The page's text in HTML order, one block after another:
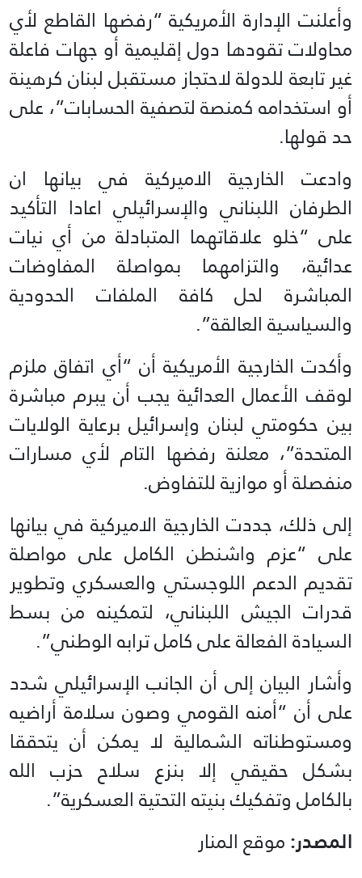
وأعلنت الإدارة الأمريكية “رفضها القاطع لأي
محاولات تقودها دول إقليمية أو جهات فاعلة
غير تابعة للدولة لاحتجاز مستقبل لبنان كرهينة
أو استخدامه كمنصة لتصفية الحسابات”، على
حد قولها.
وادعت الخارجية الاميركية في بيانها ان
الطرفان اللبناني والإسرائيلي اعادا التأكيد
على “خلو علاقاتهما المتبادلة من أي نيات
عدائية، والتزامهما بمواصلة المفاوضات
المباشرة لحل كافة الملفات الحدودية
والسياسية العالقة”.
وأكدت الخارجية الأمريكية أن “أي اتفاق ملزم
لوقف الأعمال العدائية يجب أن يبرم مباشرة
بين حكومتي لبنان وإسرائيل برعاية الولايات
المتحدة”، معلنة رفضها التام لأي مسارات
منفصلة أو موازية للتفاوض.
إلى ذلك، جددت الخارجية الاميركية في بيانها
على “عزم واشنطن الكامل على مواصلة
تقديم الدعم اللوجستي والعسكري وتطوير
قدرات الجيش اللبناني، لتمكينه من بسط
السيادة الفعالة على كامل ترابه الوطني”.
وأشار البيان إلى أن الجانب الإسرائيلي شدد
على أن “أمنه القومي وصون سلامة أراضيه
ومستوطناته الشمالية لا يمكن أن يتحققا
بشكل حقيقي إلا بنزع سلاح حزب الله
بالكامل وتفكيك بنيته التحتية العسكرية”.
المصدر:موقع المنار